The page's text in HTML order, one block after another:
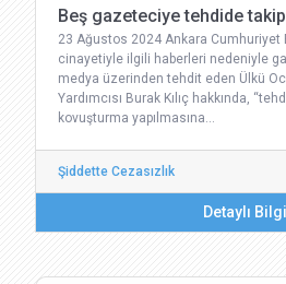
Beş gazeteciye tehdide
23 Ağustos 2024 Ankara Cumhuriyet
cinayetiyle ilgili haberleri nedeniyle
medya üzerinden tehdit eden Ülkü
Yardımcısı Burak Kılıç hakkında,
kovuşturma yapılmasına…
Şiddette Cezasızlık
Detaylı Bilgi